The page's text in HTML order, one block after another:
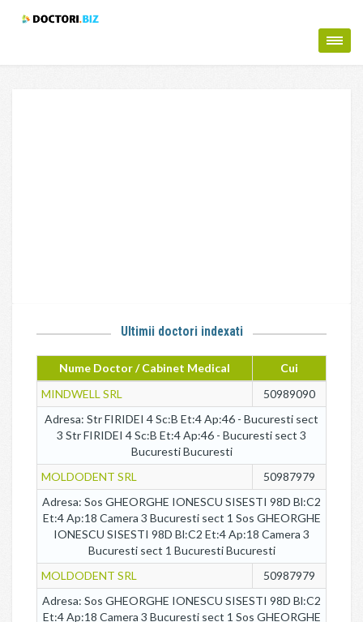
Ultimii doctori indexati
Nume Doctor / Cabinet Medical
Cui
MINDWELL SRL
50989090
Adresa: Str FIRIDEI 4 Sc:B Et:4 Ap:46 - Bucuresti sect
3 Str FIRIDEI 4 Sc:B Et:4 Ap:46 - Bucuresti sect 3
Bucuresti Bucuresti
MOLDODENT SRL
50987979
Adresa: Sos GHEORGHE IONESCU SISESTI 98D Bl:C2
Et:4 Ap:18 Camera 3 Bucuresti sect 1 Sos GHEORGHE
IONESCU SISESTI 98D Bl:C2 Et:4 Ap:18 Camera 3
Bucuresti sect 1 Bucuresti Bucuresti
MOLDODENT SRL
50987979
Adresa: Sos GHEORGHE IONESCU SISESTI 98D Bl:C2
Et:4 Ap:18 Camera 3 Bucuresti sect 1 Sos GHEORGHE